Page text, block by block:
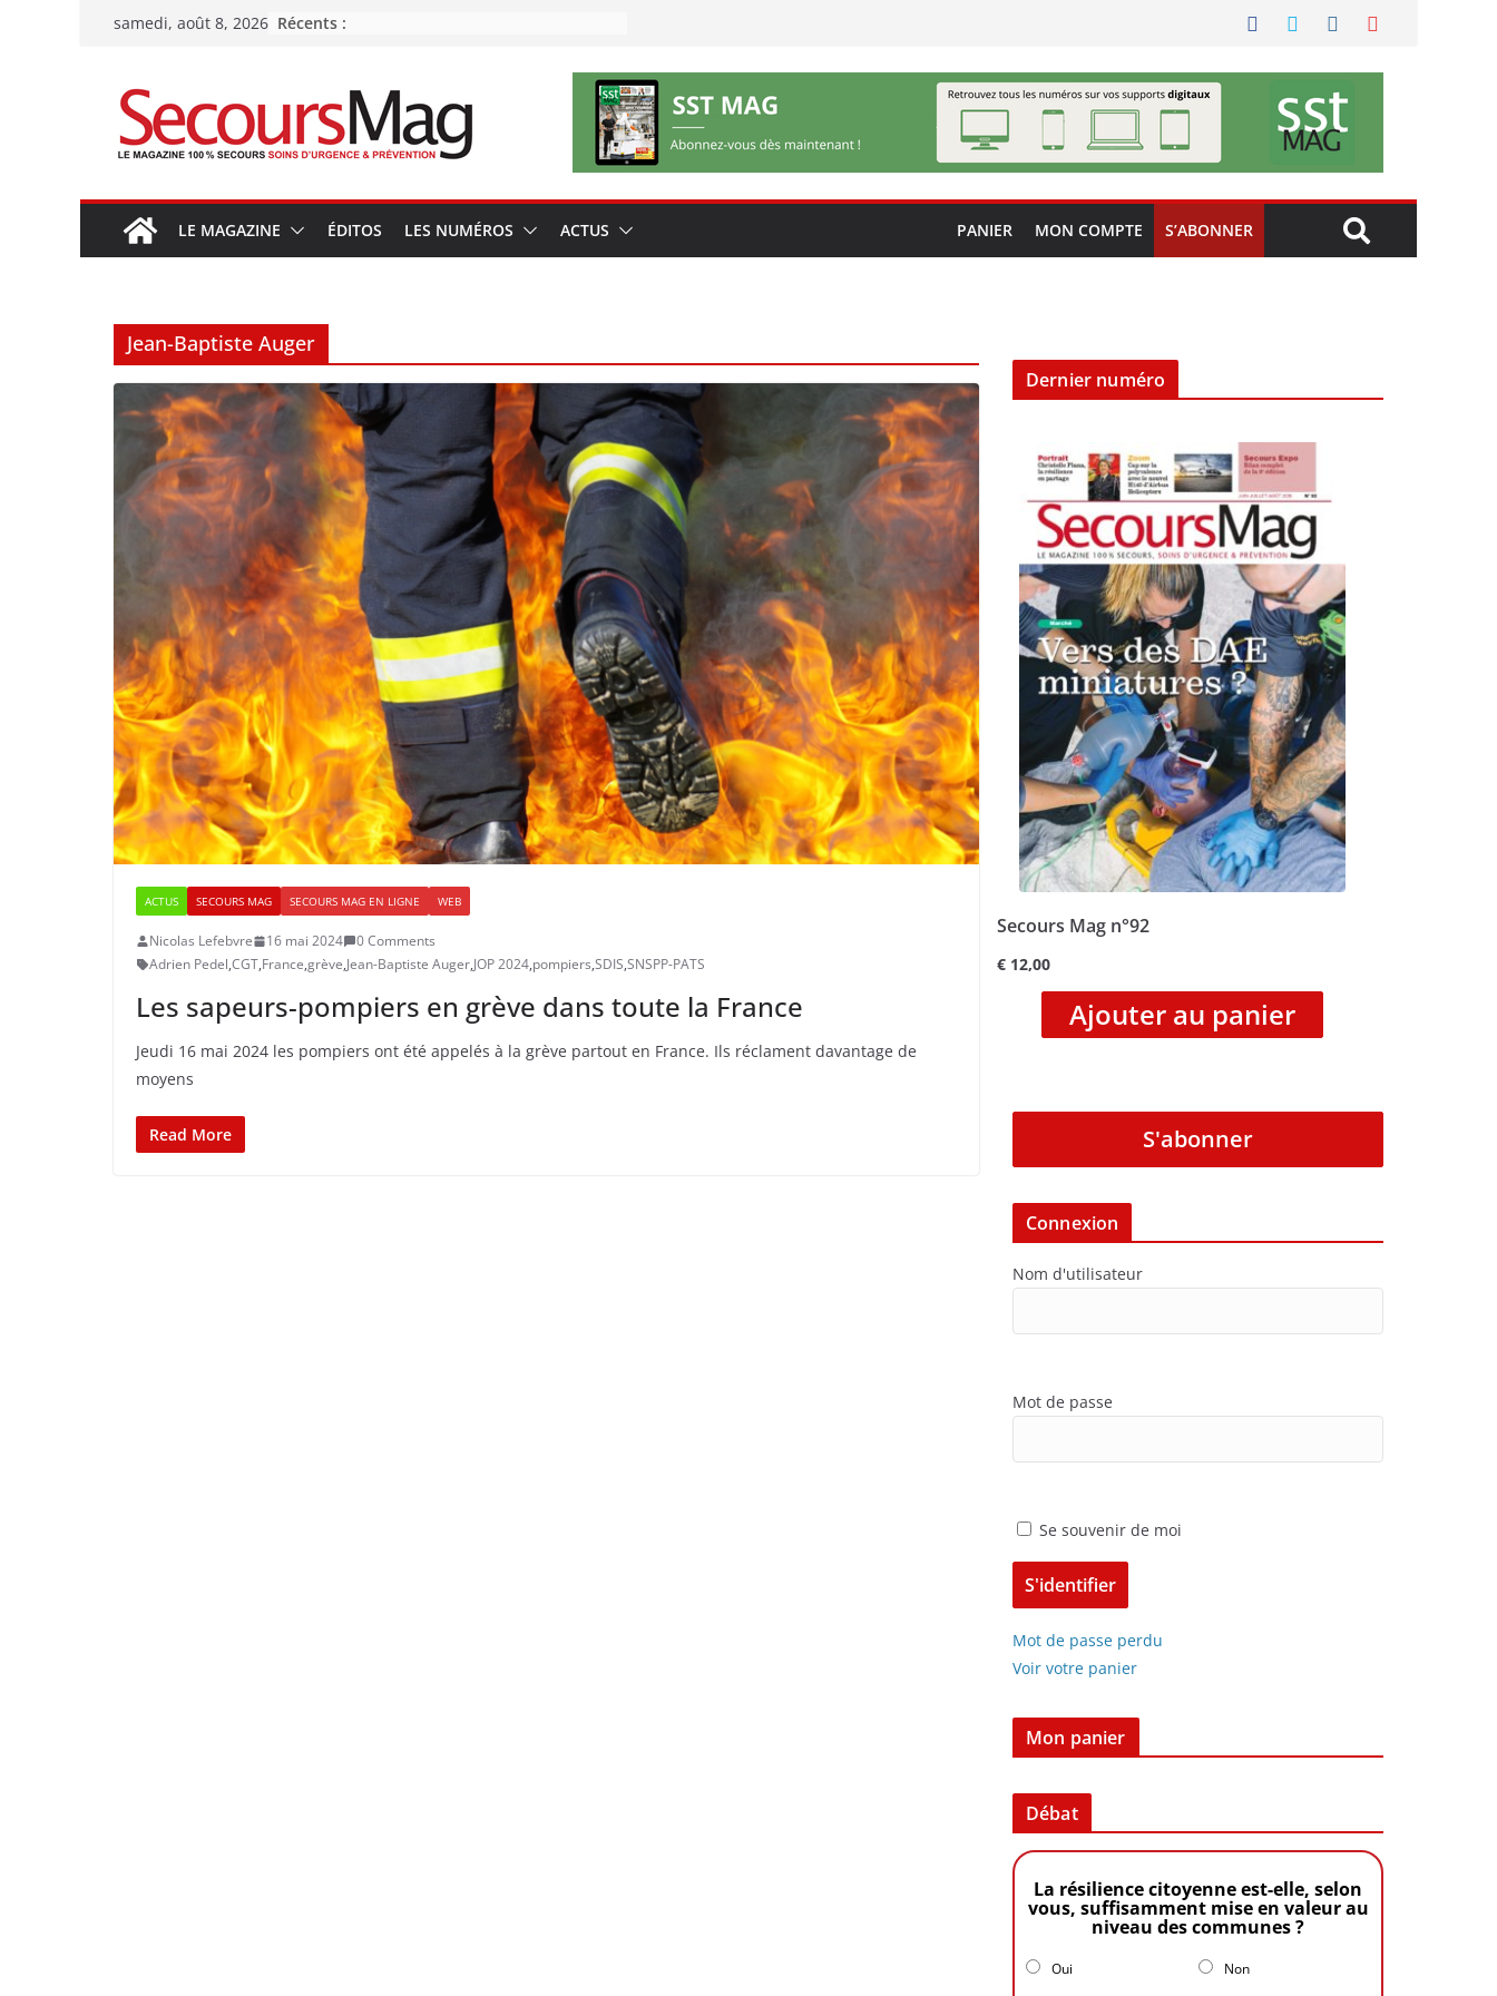
Passersamedi, août 8, 2026 Récents :
LE MAGAZINE ÉDITOS LES NUMÉROS ACTUS PANIER MON COMPTE S’ABONNER
Jean-Baptiste Auger
ACTUS SECOURS MAG SECOURS MAG EN LIGNE WEB
Nicolas Lefebvre 16 mai 2024
0 Comments
Adrien Pedel,CGT,France,grève,Jean-Baptiste Auger,JOP 2024,pompiers,SDIS,SNSPP-PATS
Les sapeurs-pompiers en grève dans toute la France
Jeudi 16 mai 2024 les pompiers ont été appelés à la grève partout en France. Ils réclament davantage de
moyens
Read More
Dernier numéro
Secours Mag n°92
€ 12,00
Ajouter au panier
S'abonner
Connexion
Nom d'utilisateur
Mot de passe
Se souvenir de moi
Mot de passe perdu
Voir votre panier
Mon panier
Débat
La résilience citoyenne est-elle, selon
vous, suffisamment mise en valeur au
niveau des communes ?
Oui Non